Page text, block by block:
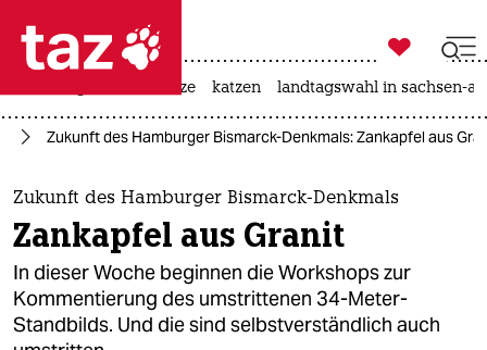
 taz zahl ich
taz zahl ich
themen
politik
öko

taz zahl ich
hitze katzen landtagswahl in sachsen-
Zukunft des Hamburger Bismarck-Denkmals: Zankapfel aus
Zukunft des Hamburger Bismarck-Denkmals
Zankapfel aus Granit
In dieser Woche beginnen die Workshops zur
Kommentierung des umstrittenen 34-Meter-
Standbilds. Und die sind selbstverständlich auch